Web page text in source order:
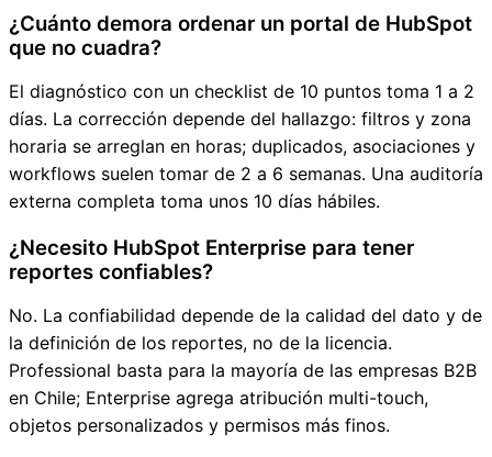
¿Cuánto demora ordenar un portal de HubSpot
que no cuadra?
El diagnóstico con un checklist de 10 puntos toma 1 a 2
días. La corrección depende del hallazgo: filtros y zona
horaria se arreglan en horas; duplicados, asociaciones y
workflows suelen tomar de 2 a 6 semanas. Una auditoría
externa completa toma unos 10 días hábiles.
¿Necesito HubSpot Enterprise para tener
reportes confiables?
No. La confiabilidad depende de la calidad del dato y de
la definición de los reportes, no de la licencia.
Professional basta para la mayoría de las empresas B2B
en Chile; Enterprise agrega atribución multi-touch,
objetos personalizados y permisos más finos.